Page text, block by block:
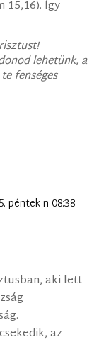
15,16). Így
lehetünk, a
fenséges
péntek-n 08:38
aki lett
az